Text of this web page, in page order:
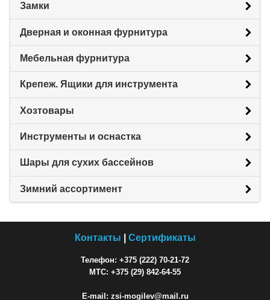
Замки
Дверная и оконная фурнитура
Мебельная фурнитура
Крепеж. Ящики для инструмента
Хозтовары
Инструменты и оснастка
Шары для сухих бассейнов
Зимний ассортимент
Контакты Сертификаты
Телефон: +375 (222) 70-21-72
МТС: +375 (29) 842-64-55
E-mail: zsi-mogilev@mail.ru